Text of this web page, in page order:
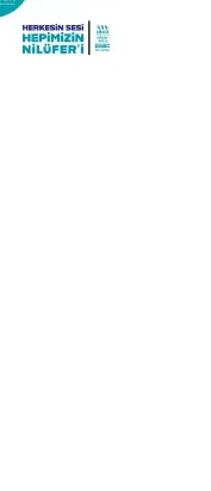
veren şüpheli